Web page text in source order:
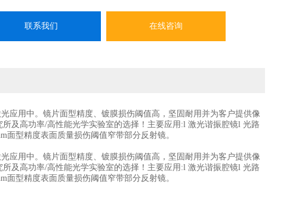
联系我们 在线咨询
应用中。镜片面型精度、镀膜损伤阈值高，坚固耐用并为客户提供像
及高功率/高性能光学实验室的选择 ！主要应用:l 激光谐振腔镜l 光路
型精度表面质量损伤阈值窄带部分反射镜。
应用中。镜片面型精度、镀膜损伤阈值高，坚固耐用并为客户提供像
及高功率/高性能光学实验室的选择 ！主要应用:l 激光谐振腔镜l 光路
型精度表面质量损伤阈值窄带部分反射镜。